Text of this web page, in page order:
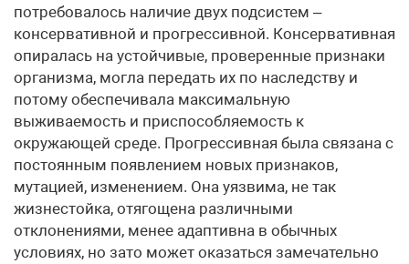
потребовалось наличие двух подсистем –
консервативной и прогрессивной. Консервативная
опиралась на устойчивые, проверенные признаки
организма, могла передать их по наследству и
потому обеспечивала максимальную
выживаемость и приспособляемость к
окружающей среде. Прогрессивная была связана с
постоянным появлением новых признаков,
мутацией, изменением. Она уязвима, не так
жизнестойка, отягощена различными
отклонениями, менее адаптивна в обычных
условиях, но зато может оказаться замечательно